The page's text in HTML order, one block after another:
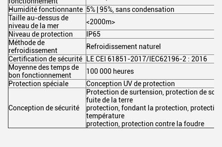
Humidité fonctionnante 5% | 95%, sans condensation
Taille au-dessus de
niveau de la mer
<2000m>
Niveau de protection
IP65
Méthode de
refroidissement
Refroidissement naturel
Certification de sécurité
LE CEI 61851-2017/IEC62196-2 : 2016
Moyenne des temps de
bon fonctionnement
100 000 heures
Protection spéciale
Conception UV de protection
Conception de sécurité
Protection de surtension, protection de
fuite de la terre
protection, fondant la protection,
température
protection, protection contre la foudre